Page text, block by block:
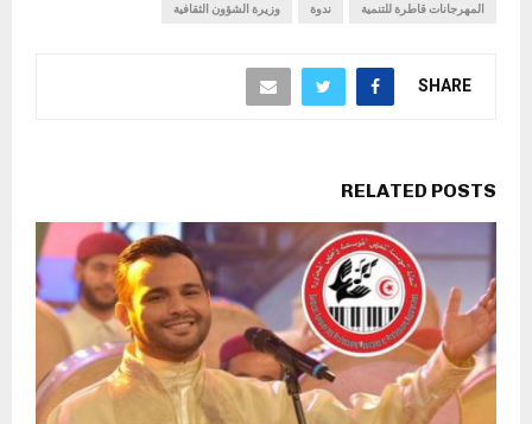
المهرجانات قاطرة للتنمية ندوة وزيرة الشؤون الثقافية
SHARE
RELATED POSTS